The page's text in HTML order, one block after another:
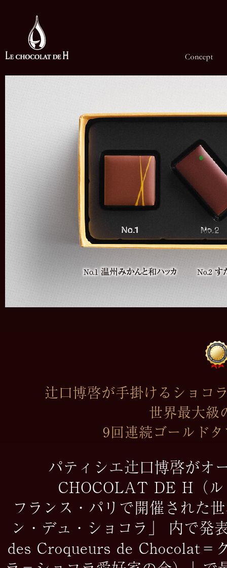
辻口博啓が手掛けるショ
世界最大級
9回連続ゴールド
パティシエ辻󠄀口博啓がオ
CHOCOLAT DE H（
フランス・パリで開催された
ン・デュ・ショコラ」 内で発
des Croqueurs de Chocolat＝